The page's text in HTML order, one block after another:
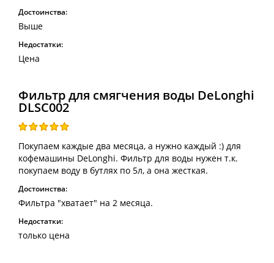
Достоинства:
Выше
Недостатки:
Цена
Фильтр для смягчения воды DeLonghi
DLSC002
Покупаем каждые два месяца, а нужно каждый :) для
кофемашины DeLonghi. Фильтр для воды нужен т.к.
покупаем воду в бутлях по 5л, а она жесткая.
Достоинства:
Фильтра "хватает" на 2 месяца.
Недостатки:
только цена